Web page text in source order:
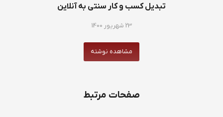
تبدیل کسب و کار سنتی به آنلاین
23 شهریور 1400
مشاهده نوشته
صفحات مرتبط